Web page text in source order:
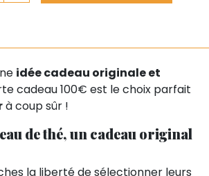
idée cadeau originale et
cadeau 100€ est le choix parfait
à coup sûr !
de thé, un cadeau original
la liberté de sélectionner leurs